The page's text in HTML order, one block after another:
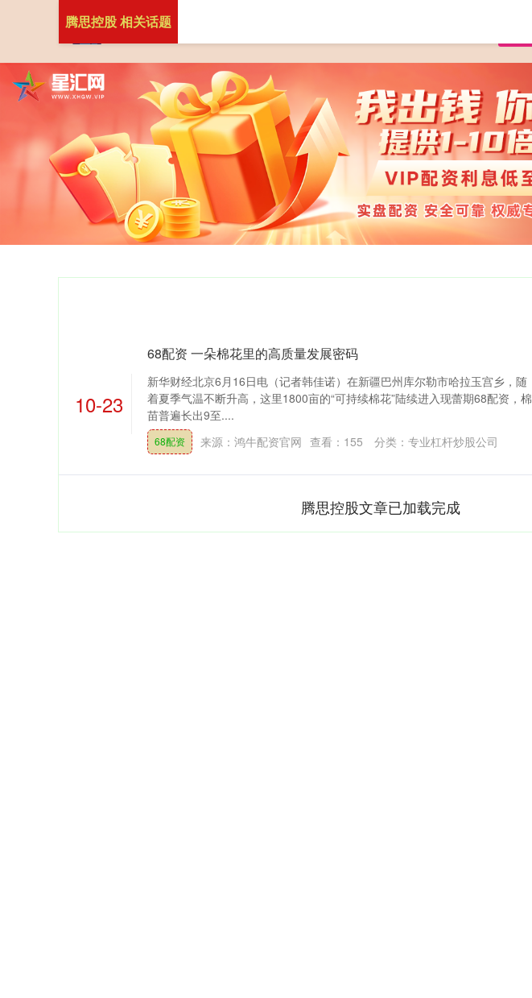
腾思控股 相关话题
10-23
68配资 一朵棉花里的高质量发展密码
新华财经北京6月16日电（记者韩佳诺）在新疆巴州库尔勒市哈拉玉宫乡，随
着夏季气温不断升高，这里1800亩的“可持续棉花”陆续进入现蕾期68配资，棉
苗普遍长出9至....
68配资 来源：鸿牛配资官网 查看： 155 分类： 专业杠杆炒股公司
腾思控股文章已加载完成